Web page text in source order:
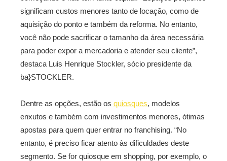
significam custos menores tanto de locação, como de
aquisição do ponto e também da reforma. No entanto,
você não pode sacrificar o tamanho da área necessária
para poder expor a mercadoria e atender seu cliente”,
destaca Luis Henrique Stockler, sócio presidente da
ba}STOCKLER.
Dentre as opções, estão os quiosques, modelos
enxutos e também com investimentos menores, ótimas
apostas para quem quer entrar no franchising. “No
entanto, é preciso ficar atento às dificuldades deste
segmento. Se for quiosque em shopping, por exemplo, o